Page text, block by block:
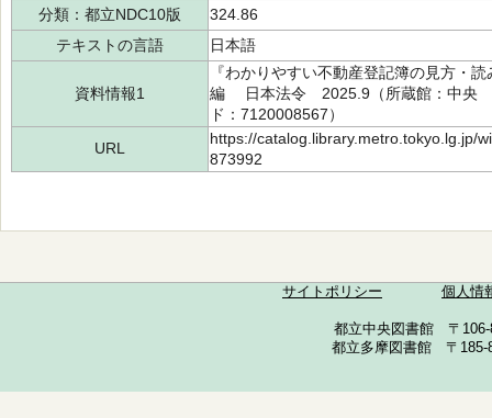
分類：都立NDC10版
324.86
テキストの言語
日本語
資料情報1
『わかりやすい不動産登記簿の見方・
編 日本法令 2025.9（所蔵館：中央
ド：7120008567）
URL
https://catalog.library.metro.tokyo.lg.jp/
873992
サイトポリシー 個人情
都立中央図書館 〒
都立多摩図書館 〒185-